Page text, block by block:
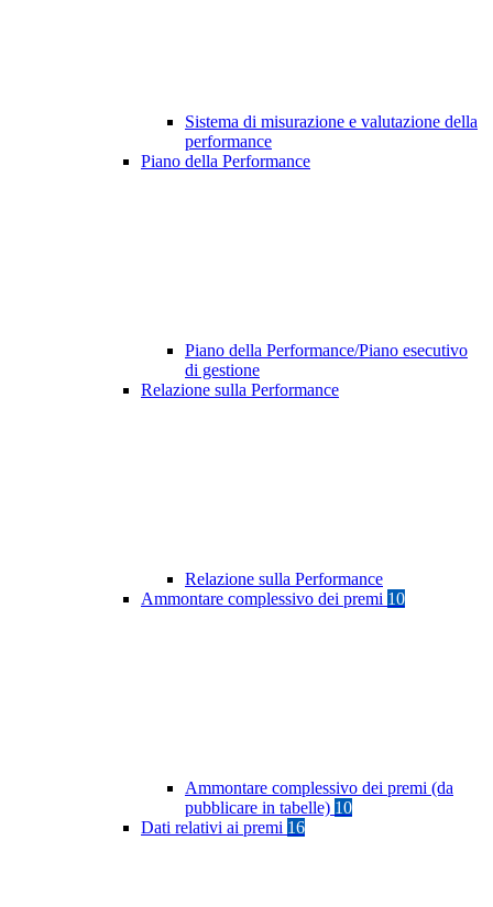
Sistema di misurazione e valutazione della
performance
Piano della Performance
Piano della Performance/Piano esecutivo
di gestione
Relazione sulla Performance
Relazione sulla Performance
Ammontare complessivo dei premi 10
Ammontare complessivo dei premi (da
pubblicare in tabelle) 10
Dati relativi ai premi 16